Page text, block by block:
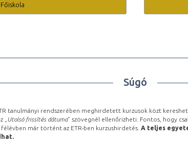
Súgó
tanulmányi rendszerében meghirdetett kurzusok közt
Utolsó frissítés dátuma” szövegnél ellenőrizheti. Fontos, hogy
már történt az ETR-ben kurzushirdetés. A teljes